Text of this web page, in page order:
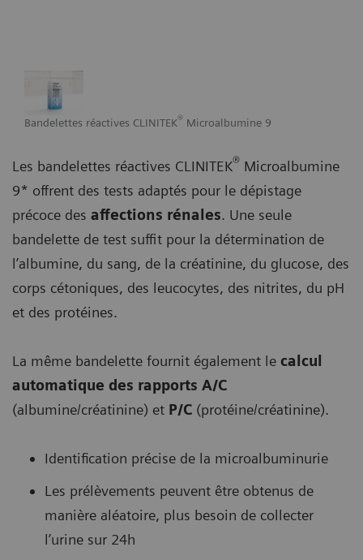
Bandelettes réactives CLINITEK® Microalbumine 9
Les bandelettes réactives CLINITEK® Microalbumine
9* offrent des tests adaptés pour le dépistage
précoce des affections rénales. Une seule
bandelette de test suffit pour la détermination de
l’albumine, du sang, de la créatinine, du glucose, des
corps cétoniques, des leucocytes, des nitrites, du pH
et des protéines.
La même bandelette fournit également le calcul
automatique des rapports A/C
(albumine/créatinine) et P/C (protéine/créatinine).
Identification précise de la microalbuminurie
Les prélèvements peuvent être obtenus de
manière aléatoire, plus besoin de collecter
l’urine sur 24h